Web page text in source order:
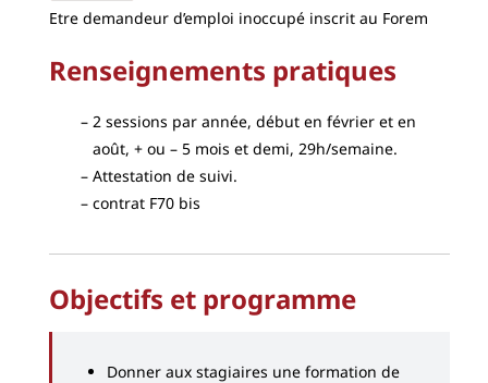
Etre demandeur d’emploi inoccupé inscrit au Forem
Renseignements pratiques
2 sessions par année, début en février et en
août, + ou – 5 mois et demi, 29h/semaine.
Attestation de suivi.
contrat F70 bis
Objectifs et programme
Donner aux stagiaires une formation de